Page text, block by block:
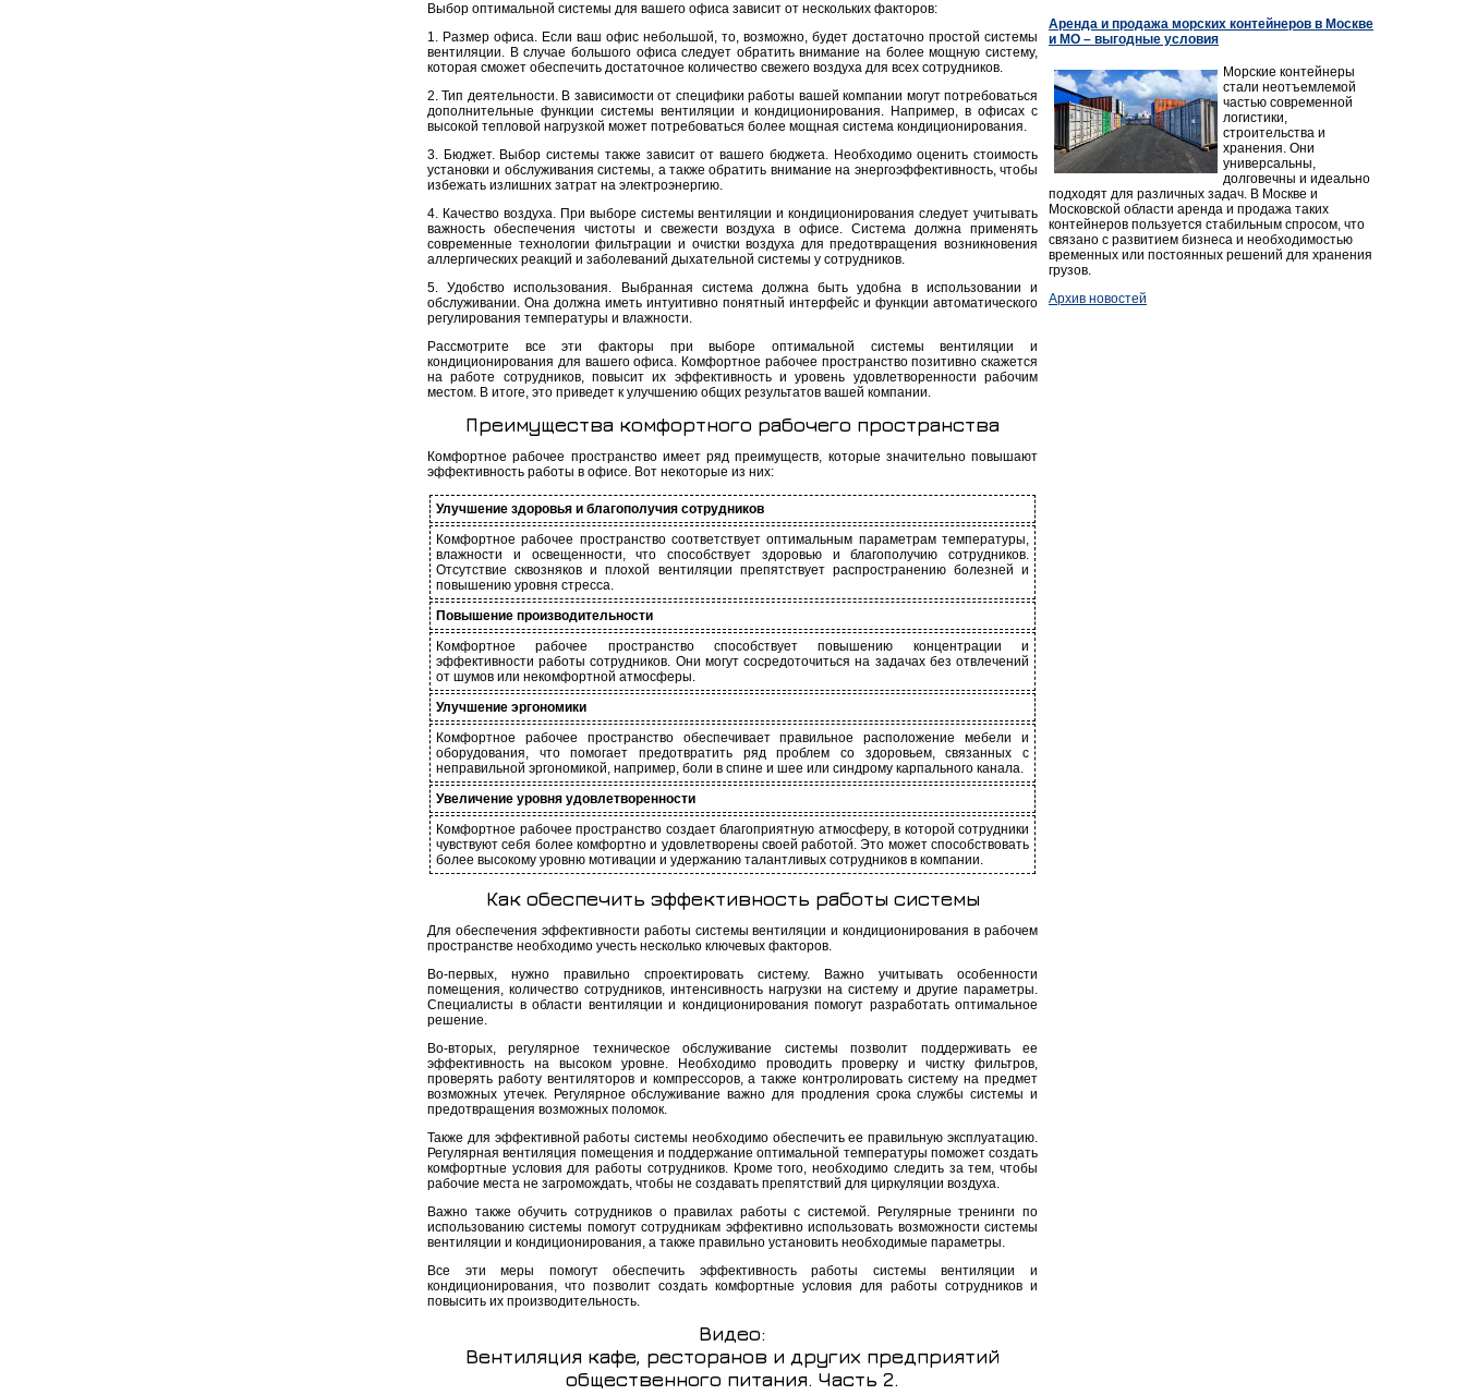
Выбор оптимальной системы для вашего офиса зависит от нескольких факторов:
1. Размер офиса. Если ваш офис небольшой, то, возможно, будет достаточно простой системы
вентиляции. В случае большого офиса следует обратить внимание на более мощную систему,
которая сможет обеспечить достаточное количество свежего воздуха для всех сотрудников.
2. Тип деятельности. В зависимости от специфики работы вашей компании могут потребоваться
дополнительные функции системы вентиляции и кондиционирования. Например, в офисах с
высокой тепловой нагрузкой может потребоваться более мощная система кондиционирования.
3. Бюджет. Выбор системы также зависит от вашего бюджета. Необходимо оценить стоимость
установки и обслуживания системы, а также обратить внимание на энергоэффективность, чтобы
избежать излишних затрат на электроэнергию.
4. Качество воздуха. При выборе системы вентиляции и кондиционирования следует учитывать
важность обеспечения чистоты и свежести воздуха в офисе. Система должна применять
современные технологии фильтрации и очистки воздуха для предотвращения возникновения
аллергических реакций и заболеваний дыхательной системы у сотрудников.
5. Удобство использования. Выбранная система должна быть удобна в использовании и
обслуживании. Она должна иметь интуитивно понятный интерфейс и функции автоматического
регулирования температуры и влажности.
Рассмотрите все эти факторы при выборе оптимальной системы вентиляции и
кондиционирования для вашего офиса. Комфортное рабочее пространство позитивно скажется
на работе сотрудников, повысит их эффективность и уровень удовлетворенности рабочим
местом. В итоге, это приведет к улучшению общих результатов вашей компании.
Преимущества комфортного рабочего пространства
Комфортное рабочее пространство имеет ряд преимуществ, которые значительно повышают
эффективность работы в офисе. Вот некоторые из них:
Улучшение здоровья и благополучия сотрудников
Комфортное рабочее пространство соответствует оптимальным параметрам температуры,
влажности и освещенности, что способствует здоровью и благополучию сотрудников.
Отсутствие сквозняков и плохой вентиляции препятствует распространению болезней и
повышению уровня стресса.
Повышение производительности
Комфортное рабочее пространство способствует повышению концентрации и
эффективности работы сотрудников. Они могут сосредоточиться на задачах без отвлечений
от шумов или некомфортной атмосферы.
Улучшение эргономики
Комфортное рабочее пространство обеспечивает правильное расположение мебели и
оборудования, что помогает предотвратить ряд проблем со здоровьем, связанных с
неправильной эргономикой, например, боли в спине и шее или синдрому карпального канала.
Увеличение уровня удовлетворенности
Комфортное рабочее пространство создает благоприятную атмосферу, в которой сотрудники
чувствуют себя более комфортно и удовлетворены своей работой. Это может способствовать
более высокому уровню мотивации и удержанию талантливых сотрудников в компании.
Как обеспечить эффективность работы системы
Для обеспечения эффективности работы системы вентиляции и кондиционирования в рабочем
пространстве необходимо учесть несколько ключевых факторов.
Во-первых, нужно правильно спроектировать систему. Важно учитывать особенности
помещения, количество сотрудников, интенсивность нагрузки на систему и другие параметры.
Специалисты в области вентиляции и кондиционирования помогут разработать оптимальное
решение.
Во-вторых, регулярное техническое обслуживание системы позволит поддерживать ее
эффективность на высоком уровне. Необходимо проводить проверку и чистку фильтров,
проверять работу вентиляторов и компрессоров, а также контролировать систему на предмет
возможных утечек. Регулярное обслуживание важно для продления срока службы системы и
предотвращения возможных поломок.
Также для эффективной работы системы необходимо обеспечить ее правильную эксплуатацию.
Регулярная вентиляция помещения и поддержание оптимальной температуры поможет создать
комфортные условия для работы сотрудников. Кроме того, необходимо следить за тем, чтобы
рабочие места не загромождать, чтобы не создавать препятствий для циркуляции воздуха.
Важно также обучить сотрудников о правилах работы с системой. Регулярные тренинги по
использованию системы помогут сотрудникам эффективно использовать возможности системы
вентиляции и кондиционирования, а также правильно установить необходимые параметры.
Все эти меры помогут обеспечить эффективность работы системы вентиляции и
кондиционирования, что позволит создать комфортные условия для работы сотрудников и
повысить их производительность.
Видео:
Вентиляция кафе, ресторанов и других предприятий
общественного питания. Часть 2.
Аренда и продажа морских контейнеров в Москве
и МО – выгодные условия
Морские контейнеры
стали неотъемлемой
частью современной
логистики,
строительства и
хранения. Они
универсальны,
долговечны и идеально
подходят для различных задач. В Москве и
Московской области аренда и продажа таких
контейнеров пользуется стабильным спросом, что
связано с развитием бизнеса и необходимостью
временных или постоянных решений для хранения
грузов.
Архив новостей